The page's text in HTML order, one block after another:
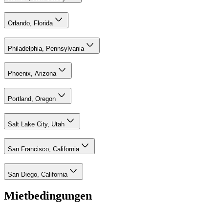
Orlando, Florida
Philadelphia, Pennsylvania
Phoenix, Arizona
Portland, Oregon
Salt Lake City, Utah
San Francisco, California
San Diego, California
Mietbedingungen